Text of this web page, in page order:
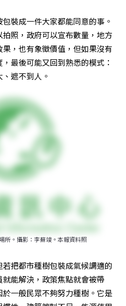
裝成一件大家都能同意的事。
照，政府可以宣布數量，地方
，也有象徵價值，但如果沒有
最後可能又回到熟悉的模式：
遮不到人。
所。攝影：李蘇竣。本報資料照
把都市種樹包裝成氣候調適的
能解決，政策焦點就會被帶
一般民眾不夠努力種樹。它是